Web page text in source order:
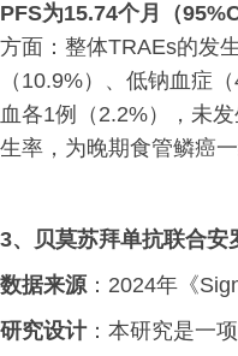
PFS为15.74个月（
方面：整体TRAEs的发
（10.9%）、低钠血症
血各1例（2.2%），未
生率，为晚期食管鳞癌
3、
贝莫苏拜单抗联合
数据来源：2024年《
研究设计：本研究是一